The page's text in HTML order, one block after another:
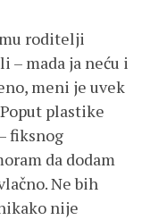
roditelji
– mada ja neću i
meni je uvek
plastike
fiksnog
da dodam
Ne bih
nije